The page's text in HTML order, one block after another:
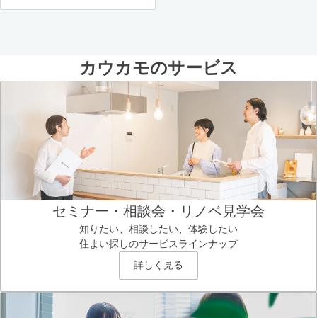
カウカモのサービス
セミナー・相談会・リノベ見学会
知りたい、相談したい、体験したい
住まい探しのサービスラインナップ
詳しく見る